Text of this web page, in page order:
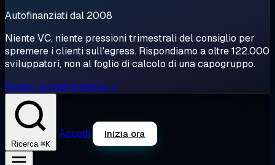
Autofinanziati dal 2008
Niente VC, niente pressioni trimestrali del consiglio per
spremere i clienti sull'egress. Rispondiamo a oltre 122.000
sviluppatori, non al foglio di calcolo di una capogruppo.
Scopri la nostra storia →
Ricerca ⌘K
Accedi Inizia ora